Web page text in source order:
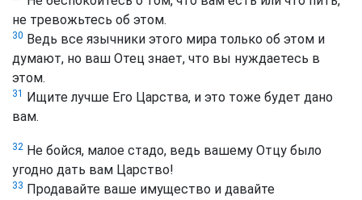
не тревожьтесь об этом.
30 Ведь все язычники этого мира только об этом и
думают, но ваш Отец знает, что вы нуждаетесь в
этом.
31
Ищите лучше Его Царства, и это тоже будет дано
вам.
32 Не бойся, малое стадо, ведь вашему Отцу было
угодно дать вам Царство!
33 Продавайте ваше имущество и давайте